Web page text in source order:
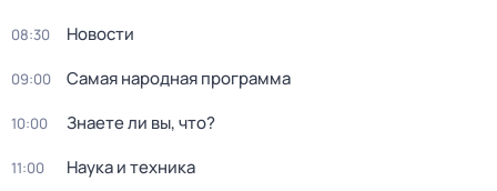
08:30 Новости
09:00 Самая народная программа
10:00 Знаете ли вы, что?
11:00 Наука и техника